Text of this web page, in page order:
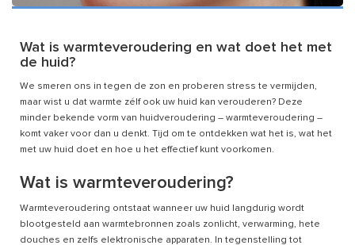
Wat is warmteveroudering en wat doet het met
de huid?
We smeren ons in tegen de zon en proberen stress te vermijden,
maar wist u dat warmte zélf ook uw huid kan verouderen? Deze
minder bekende vorm van huidveroudering – warmteveroudering –
komt vaker voor dan u denkt. Tijd om te ontdekken wat het is, wat het
met uw huid doet en hoe u het effectief kunt voorkomen.
Wat is warmteveroudering?
Warmteveroudering ontstaat wanneer uw huid langdurig wordt
blootgesteld aan warmtebronnen zoals zonlicht, verwarming, hete
douches en zelfs elektronische apparaten. In tegenstelling tot